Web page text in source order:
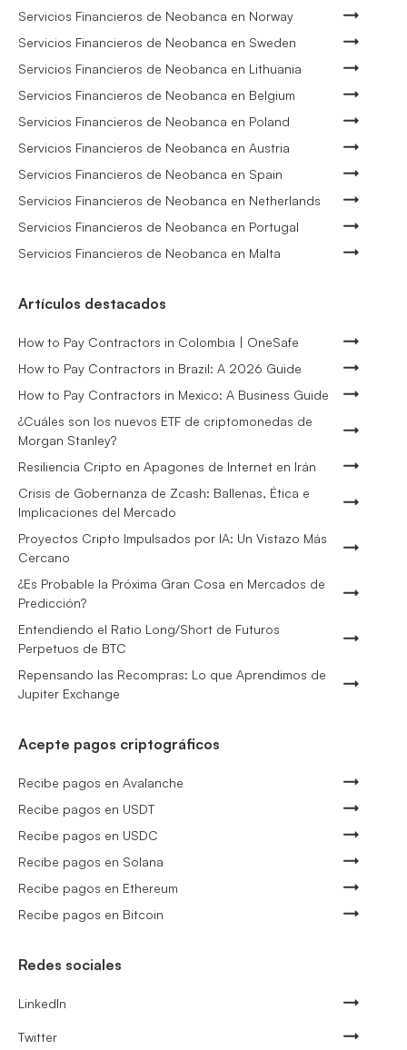
Servicios Financieros de Neobanca en Norway
Servicios Financieros de Neobanca en Sweden
Servicios Financieros de Neobanca en Lithuania
Servicios Financieros de Neobanca en Belgium
Servicios Financieros de Neobanca en Poland
Servicios Financieros de Neobanca en Austria
Servicios Financieros de Neobanca en Spain
Servicios Financieros de Neobanca en Netherlands
Servicios Financieros de Neobanca en Portugal
Servicios Financieros de Neobanca en Malta
Artículos destacados
How to Pay Contractors in Colombia | OneSafe
How to Pay Contractors in Brazil: A 2026 Guide
How to Pay Contractors in Mexico: A Business Guide
¿Cuáles son los nuevos ETF de criptomonedas de
Morgan Stanley?
Resiliencia Cripto en Apagones de Internet en Irán
Crisis de Gobernanza de Zcash: Ballenas, Ética e
Implicaciones del Mercado
Proyectos Cripto Impulsados por IA: Un Vistazo Más
Cercano
¿Es Probable la Próxima Gran Cosa en Mercados de
Predicción?
Entendiendo el Ratio Long/Short de Futuros
Perpetuos de BTC
Repensando las Recompras: Lo que Aprendimos de
Jupiter Exchange
Acepte pagos criptográficos
Recibe pagos en Avalanche
Recibe pagos en USDT
Recibe pagos en USDC
Recibe pagos en Solana
Recibe pagos en Ethereum
Recibe pagos en Bitcoin
Redes sociales
LinkedIn
Twitter